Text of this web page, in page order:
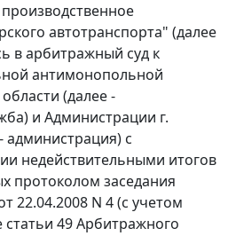
автотранспорта" (далее
в арбитражный суд к
антимонопольной
(далее -
и Администрации г.
администрация) с
недействительными итогов
протоколом заседания
22.04.2008 N 4 (с учетом
статьи 49Арбитражного